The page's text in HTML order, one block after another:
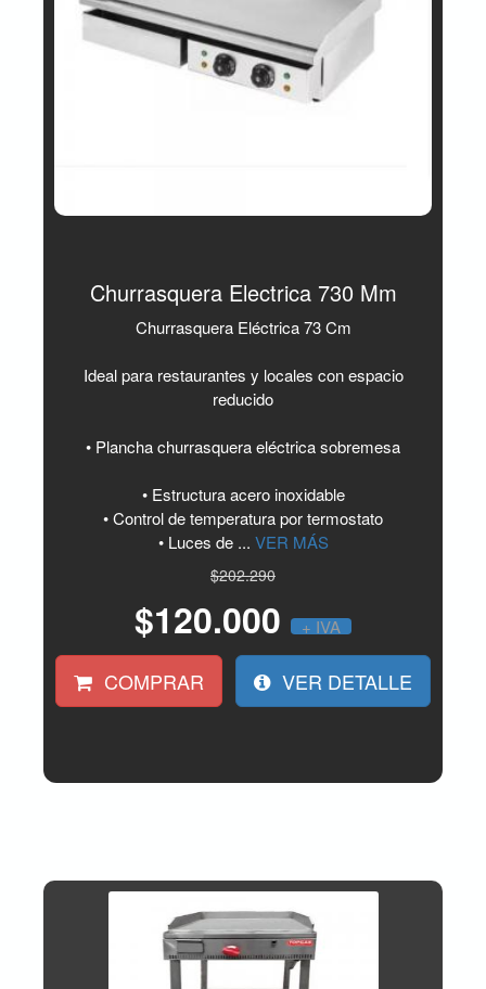
Churrasquera Electrica 730 Mm
Churrasquera Eléctrica 73 Cm
Ideal para restaurantes y locales con espacio
reducido
• Plancha churrasquera eléctrica sobremesa
• Estructura acero inoxidable
• Control de temperatura por termostato
• Luces de ... VER MÁS
$202.290
$120.000 + IVA
COMPRAR VER DETALLE